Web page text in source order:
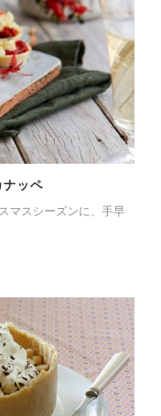
ッペ
マスシーズンに、手早